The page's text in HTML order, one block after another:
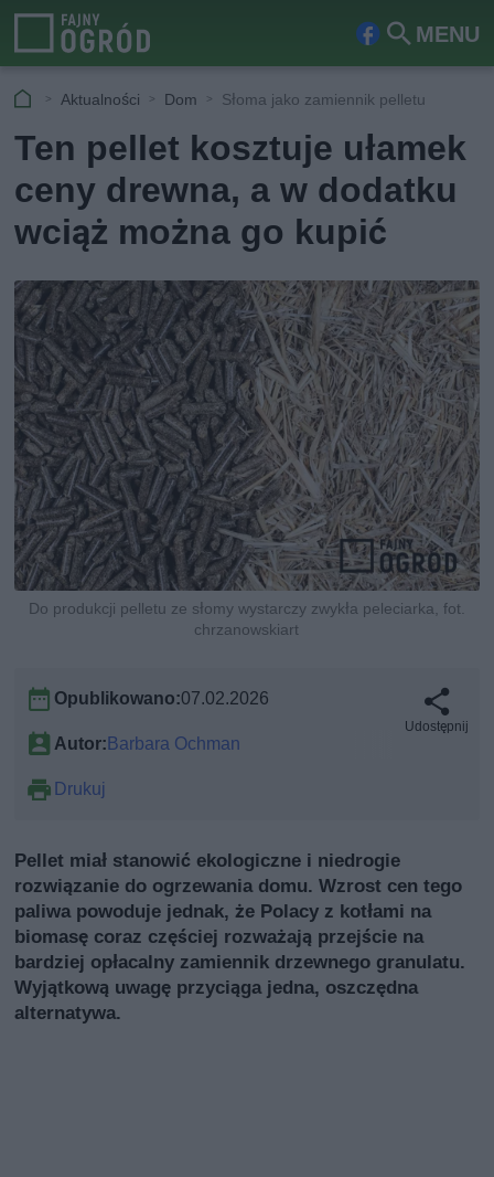
MENU
Fa
ook
Szu
kaj
Aktualności Dom Słoma jako zamiennik pelletu
Ten pellet kosztuje ułamek
ceny drewna, a w dodatku
wciąż można go kupić
Do produkcji pelletu ze słomy wystarczy zwykła peleciarka, fot.
chrzanowskiart
Opublikowano:07.02.2026
Autor:Barbara Ochman
Drukuj
Udostępnij
Pellet miał stanowić ekologiczne i niedrogie
rozwiązanie do ogrzewania domu. Wzrost cen tego
paliwa powoduje jednak, że Polacy z kotłami na
biomasę coraz częściej rozważają przejście na
bardziej opłacalny zamiennik drzewnego granulatu.
Wyjątkową uwagę przyciąga jedna, oszczędna
alternatywa.